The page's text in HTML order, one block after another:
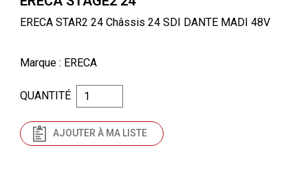
ERECA STAR2 24 Châssis 24 SDI DANTE MADI 48V
Marque : ERECA
QUANTITÉ
AJOUTER À MA LISTE